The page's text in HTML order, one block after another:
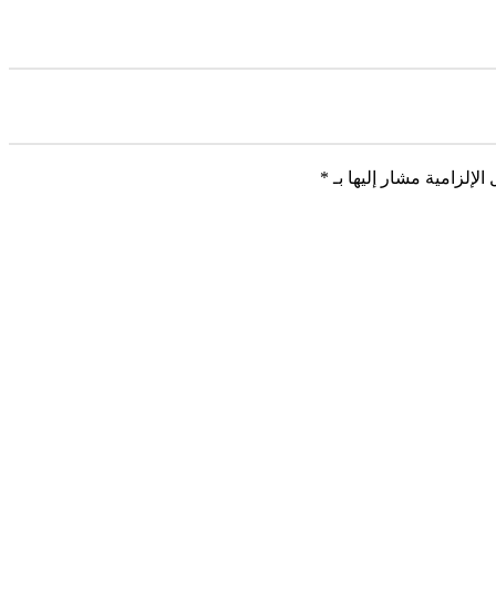
الإلزامية مشار إليها بـ *